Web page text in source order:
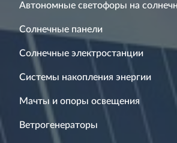
Автономные светофоры на
Солнечные панели
Солнечные электростанции
Системы накопления энергии
Мачты и опоры освещения
Ветрогенераторы